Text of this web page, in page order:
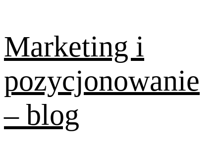
to
content
Marketing i
pozycjonowanie
– blog